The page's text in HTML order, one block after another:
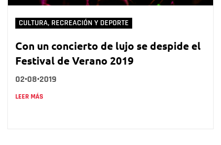
CULTURA, RECREACIÓN Y DEPORTE
Con un concierto de lujo se despide el
Festival de Verano 2019
02•08•2019
LEER MÁS